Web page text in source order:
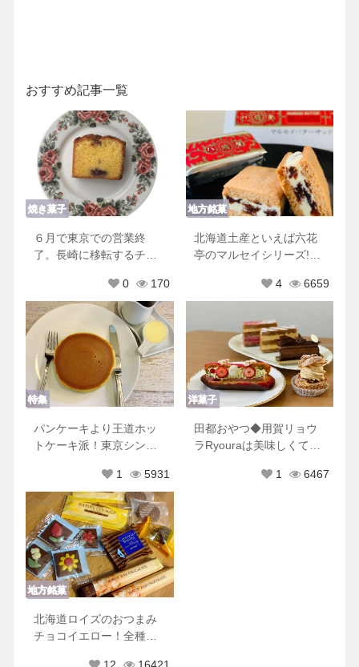
おすすめ記事一覧
焼き菓子
６月で東京での営業終
了。長崎に移転するチリ
0
170
地方銘菓
北海道土産といえば六花
亭のマルセイシリーズ!他
4
6659
特集
パンケーキより王道ホッ
トケーキ派！東京シンプ
1
5931
洋菓子
田都おやつ◆用賀リョウ
ラRyouraは美味しくて可
1 6467
地方銘菓
北海道ロイズのおつまみ
チョコイエロー！全種類
12
16421